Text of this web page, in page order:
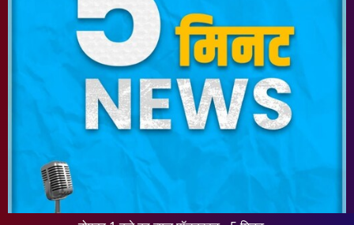
Living Media India Limited. For reprint rights: